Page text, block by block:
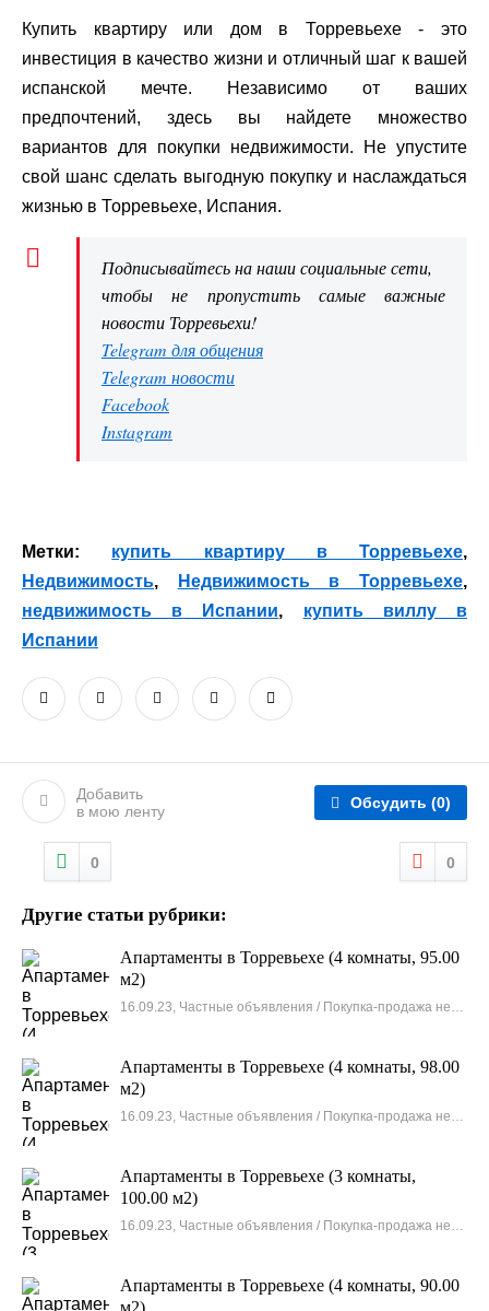
Купить квартиру или дом в Торревьехе - это
инвестиция в качество жизни и отличный шаг к вашей
испанской мечте. Независимо от ваших
предпочтений, здесь вы найдете множество
вариантов для покупки недвижимости. Не упустите
свой шанс сделать выгодную покупку и наслаждаться
жизнью в Торревьехе, Испания.
Подписывайтесь на наши социальные сети,
чтобы не пропустить самые важные
новости Торревьехи!
Telegram для общения
Telegram новости
Facebook
Instagram
Метки: купить квартиру в Торревьехе,
Недвижимость, Недвижимость в Торревьехе,
недвижимость в Испании, купить виллу в
Испании
Добавить
в мою ленту
Обсудить (0)
0 0
Другие статьи рубрики:
Апартаменты в Торревьехе (4 комнаты, 95.00
м2)
16.09.23, Частные объявления / Покупка-продажа недвижимости
Апартаменты в Торревьехе (4 комнаты, 98.00
м2)
16.09.23, Частные объявления / Покупка-продажа недвижимости
Апартаменты в Торревьехе (3 комнаты,
100.00 м2)
16.09.23, Частные объявления / Покупка-продажа недвижимости
Апартаменты в Торревьехе (4 комнаты, 90.00